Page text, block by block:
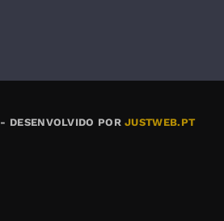
- DESENVOLVIDO PORJUSTWEB.PT